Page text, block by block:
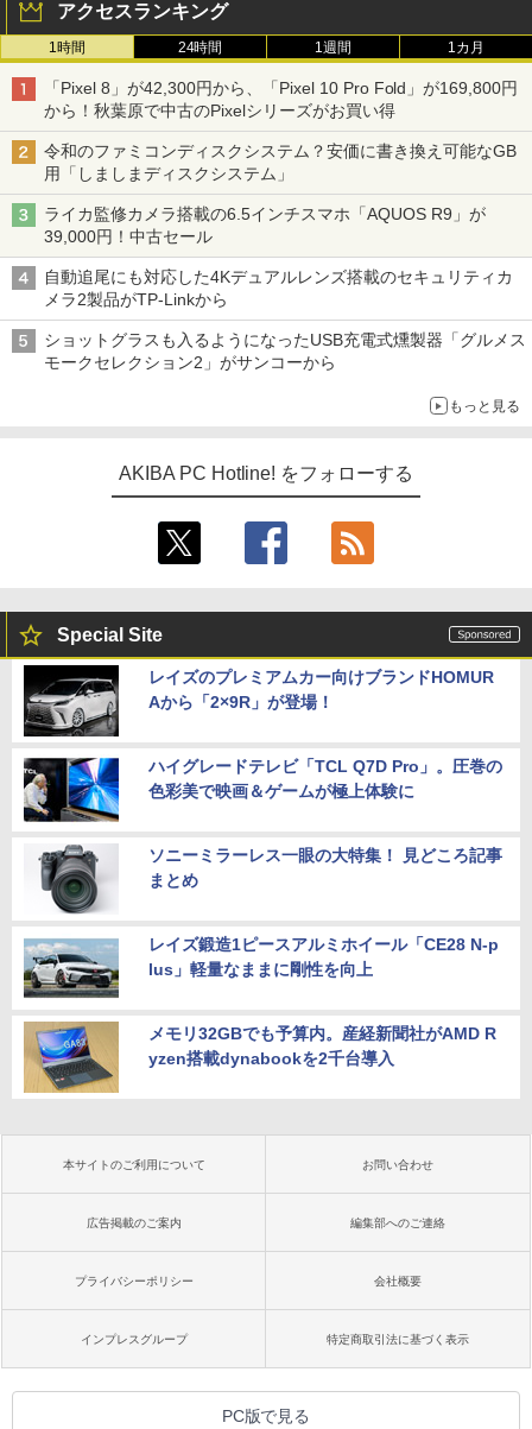
アクセスランキング
1時間 24時間 1週間 1カ月
「Pixel 8」が42,300円から、「Pixel 10 Pro Fold」が169,800円
から！秋葉原で中古のPixelシリーズがお買い得
令和のファミコンディスクシステム？安価に書き換え可能なGB
用「しましまディスクシステム」
ライカ監修カメラ搭載の6.5インチスマホ「AQUOS R9」が
39,000円！中古セール
自動追尾にも対応した4Kデュアルレンズ搭載のセキュリティカ
メラ2製品がTP-Linkから
ショットグラスも入るようになったUSB充電式燻製器「グルメス
モークセレクション2」がサンコーから
もっと見る
AKIBA PC Hotline! をフォローする
Special Site
レイズのプレミアムカー向けブランドHOMUR
Aから「2×9R」が登場！
ハイグレードテレビ「TCL Q7D Pro」。圧巻の
色彩美で映画＆ゲームが極上体験に
ソニーミラーレス一眼の大特集！ 見どころ記事
まとめ
レイズ鍛造1ピースアルミホイール「CE28 N-p
lus」軽量なままに剛性を向上
メモリ32GBでも予算内。産経新聞社がAMD R
yzen搭載dynabookを2千台導入
本サイトのご利用について お問い合わせ
広告掲載のご案内 編集部へのご連絡
プライバシーポリシー 会社概要
インプレスグループ 特定商取引法に基づく表示
PC版で見る